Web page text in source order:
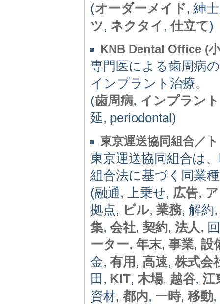
(オーダーメイド, 紳
ツ, ネクタイ ,仕立て)
KNB Dental Office (
専門医による歯周病
インプラント治療。
(歯周病, インプラント
延, periodontal)
東京運送協同組合／
東京運送協同組合は
組合法に基づく同業
(融通, 上乗せ, 広告,
拠点, ビル, 業務, 解約
集, 会社, 契約, 法人,
ーター, 年末, 事業, 設
金, 有用 , 高速,株式会
田, KIT, 木場, 越谷, 江
資材, 都内, 一時, 移動,